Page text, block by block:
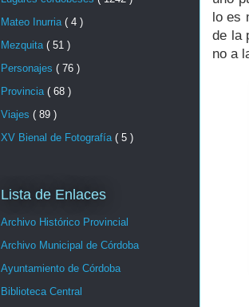
lo es
de la
no a
Mateo Inurria ( 4 )
Mezquita ( 51 )
Personajes ( 76 )
Provincia ( 68 )
Viajes ( 89 )
XV Bienal de Fotografía ( 5 )
Lista de Enlaces
Archivo Histórico Provincial
Archivo Municipal de Córdoba
Ayuntamiento de Córdoba
Biblioteca Central